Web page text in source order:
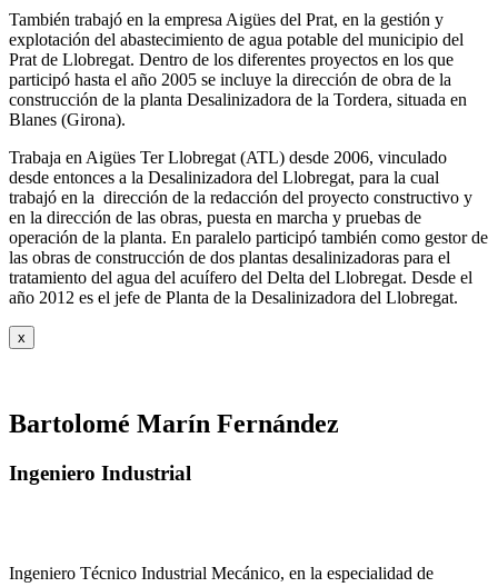
También trabajó en la empresa Aigües del Prat, en la gestión y
explotación del abastecimiento de agua potable del municipio del
Prat de Llobregat. Dentro de los diferentes proyectos en los que
participó hasta el año 2005 se incluye la dirección de obra de la
construcción de la planta Desalinizadora de la Tordera, situada en
Blanes (Girona).
Trabaja en Aigües Ter Llobregat (ATL) desde 2006, vinculado
desde entonces a la Desalinizadora del Llobregat, para la cual
trabajó en la dirección de la redacción del proyecto constructivo y
en la dirección de las obras, puesta en marcha y pruebas de
operación de la planta. En paralelo participó también como gestor de
las obras de construcción de dos plantas desalinizadoras para el
tratamiento del agua del acuífero del Delta del Llobregat. Desde el
año 2012 es el jefe de Planta de la Desalinizadora del Llobregat.
x
Bartolomé Marín Fernández
Ingeniero Industrial
Ingeniero Técnico Industrial Mecánico, en la especialidad de